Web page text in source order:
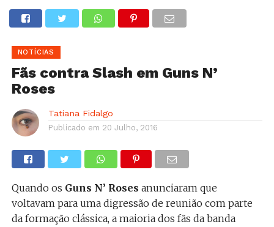
NOTÍCIAS
Fãs contra Slash em Guns N’
Roses
Tatiana Fidalgo
Publicado em 20 Julho, 2016
Quando os Guns N’ Roses anunciaram que
voltavam para uma digressão de reunião com parte
da formação clássica, a maioria dos fãs da banda